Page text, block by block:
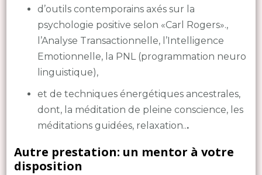
d’outils contemporains axés sur la
psychologie positive selon «Carl Rogers».,
l’Analyse Transactionnelle, l’Intelligence
Emotionnelle, la PNL (programmation neuro
linguistique),
et de techniques énergétiques ancestrales,
dont, la méditation de pleine conscience, les
méditations guidées, relaxation...
Autre prestation: un mentor à votre
disposition